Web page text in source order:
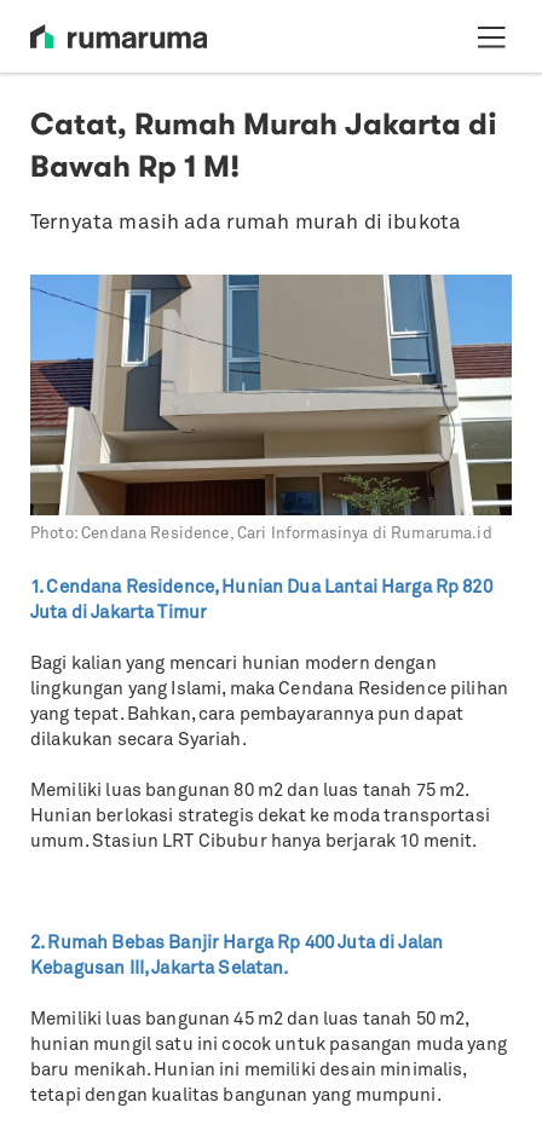
Catat, Rumah Murah Jakarta di
Bawah Rp 1 M!
Ternyata masih ada rumah murah di ibukota
Photo:Cendana Residence, Cari Informasinya di Rumaruma.id
1. Cendana Residence, Hunian Dua Lantai Harga Rp 820
Juta di Jakarta Timur
Bagi kalian yang mencari hunian modern dengan
lingkungan yang Islami, maka Cendana Residence pilihan
yang tepat. Bahkan, cara pembayarannya pun dapat
dilakukan secara Syariah.
Memiliki luas bangunan 80 m2 dan luas tanah 75 m2.
Hunian berlokasi strategis dekat ke moda transportasi
umum. Stasiun LRT Cibubur hanya berjarak 10 menit.
2. Rumah Bebas Banjir Harga Rp 400 Juta di Jalan
Kebagusan III, Jakarta Selatan.
Memiliki luas bangunan 45 m2 dan luas tanah 50 m2,
hunian mungil satu ini cocok untuk pasangan muda yang
baru menikah. Hunian ini memiliki desain minimalis,
tetapi dengan kualitas bangunan yang mumpuni.